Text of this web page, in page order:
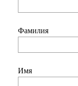
Фамилия
Имя